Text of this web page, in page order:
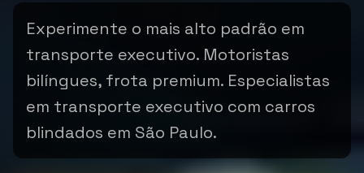
Experimente o mais alto padrão em
transporte executivo. Motoristas
bilíngues, frota premium. Especialistas
em transporte executivo com carros
blindados em São Paulo.